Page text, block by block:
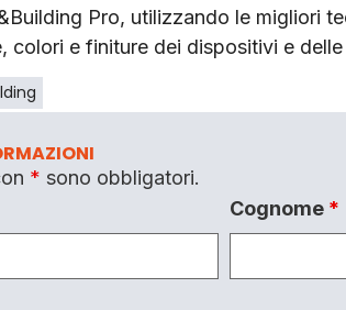
Pro, utilizzando le migliori
colori e finiture dei dispositivi e
* sono obbligatori.
Cognome *